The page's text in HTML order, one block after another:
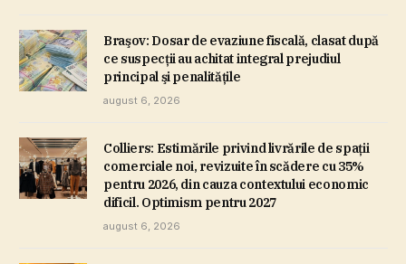
Braşov: Dosar de evaziune fiscală, clasat după
ce suspecţii au achitat integral prejudiul
principal şi penalităţile
august 6, 2026
Colliers: Estimările privind livrările de spaţii
comerciale noi, revizuite în scădere cu 35%
pentru 2026, din cauza contextului economic
dificil. Optimism pentru 2027
august 6, 2026